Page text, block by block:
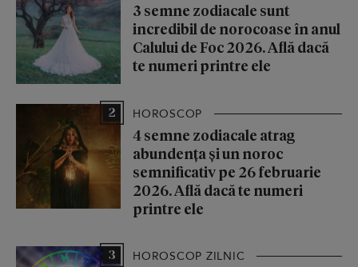
3 semne zodiacale sunt
incredibil de norocoase în anul
Calului de Foc 2026. Află dacă
te numeri printre ele
2 HOROSCOP
4 semne zodiacale atrag
abundența și un noroc
semnificativ pe 26 februarie
2026. Află dacă te numeri
printre ele
3 HOROSCOP ZILNIC